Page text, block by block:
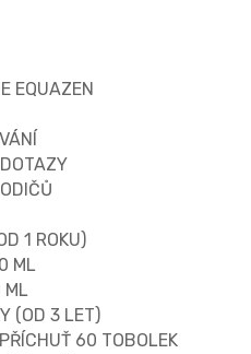
EQUAZEN
1 ROKU)
ML
ML
(OD 3 LET)
60 TOBOLEK